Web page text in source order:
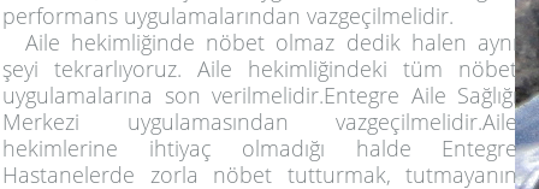
performans uygulamalarından vazgeçilmelidir.
Aile hekimliğinde nöbet olmaz dedik halen aynı
şeyi tekrarlıyoruz. Aile hekimliğindeki tüm nöbet
uygulamalarına son verilmelidir.Entegre Aile Sağlığı
Merkezi uygulamasından vazgeçilmelidir.Aile
hekimlerine ihtiyaç olmadığı halde Entegre
Hastanelerde zorla nöbet tutturmak, tutmayanın